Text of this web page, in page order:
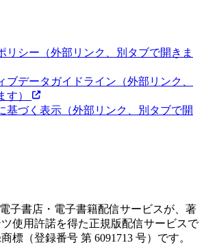
リシー （外部リンク、別タブで開きま
ブデータガイドライン （外部リンク、
す）
基づく表示 （外部リンク、別タブで開
子書店・電子書籍配信サービスが、著
使用許諾を得た正規版配信サービスで
標（登録番号 第 6091713 号）です。